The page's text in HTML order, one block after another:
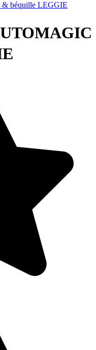
& béquille LEGGIE